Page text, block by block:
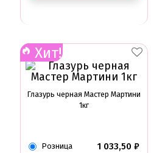
Хит!
Глазурь черная Мастер Мартини
1кг
Розница 1 033,50 ₽